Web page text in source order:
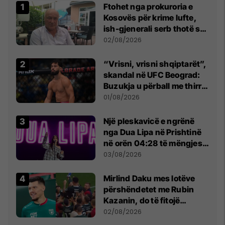
Ftohet nga prokuroria e
Kosovës për krime lufte,
ish-gjenerali serb thotë se
dikush e tradhtoi në
02/08/2026
“Vrisni, vrisni shqiptarët”,
skandal në UFC Beograd:
Buzukja u përball me thirrje
anti-shqiptare nga
01/08/2026
Një pleskavicë e ngrënë
nga Dua Lipa në Prishtinë
në orën 04:28 të mëngjesit
- dhe bota digjitale serbe
03/08/2026
Mirlind Daku mes lotëve
përshëndetet me Rubin
Kazanin, do të fitojë
miliona te Spartak Moska
02/08/2026